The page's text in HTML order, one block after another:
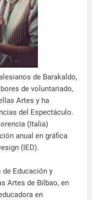
de Barakaldo,
de voluntariado,
Artes y ha
del Espectáculo.
(Italia)
anual en gráfica
(IED).
de Educación y
Artes de Bilbao, en
en